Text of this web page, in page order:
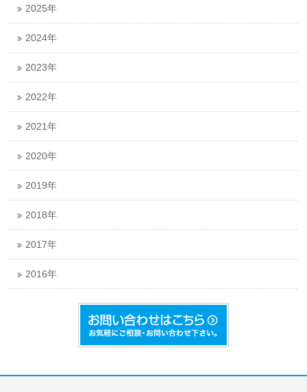
2025年
2024年
2023年
2022年
2021年
2020年
2019年
2018年
2017年
2016年